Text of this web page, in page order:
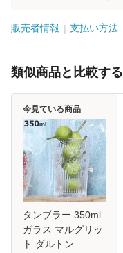
販売者情報 支払い方法
類似商品と比較する
タンブラー 350ml
ガラス マルグリッ
ト ダルトン
今見ている商品